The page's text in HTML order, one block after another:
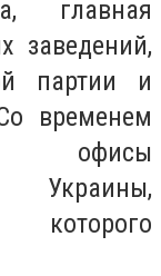
главная
заведений,
партии и
временем
офисы
Украины,